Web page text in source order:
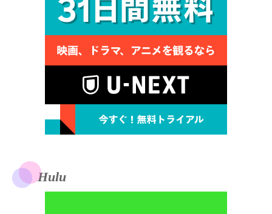
Hulu